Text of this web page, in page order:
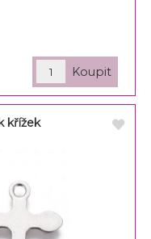
křížek